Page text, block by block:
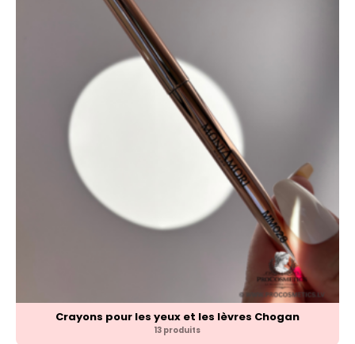
Crayons pour les yeux et les lèvres Chogan
13 produits